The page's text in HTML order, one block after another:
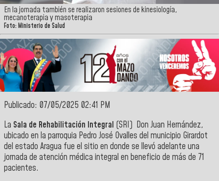
En la jornada también se realizaron sesiones de kinesiología,
mecanoterapia y masoterapia
Foto: Ministerio de Salud
Publicado: 07/05/2025 02:41 PM
La Sala de Rehabilitación Integral (SRI) Don Juan Hernández,
ubicado en la parroquia Pedro José Ovalles del municipio Girardot
del estado Aragua fue el sitio en donde se llevó adelante una
jornada de atención médica integral en beneficio de más de 71
pacientes.